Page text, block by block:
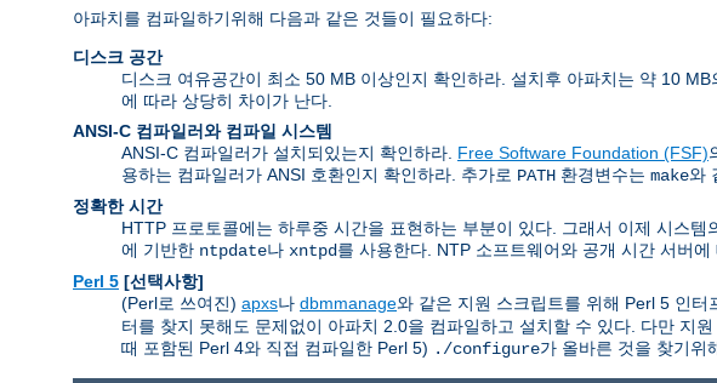
아파치를 컴파일하기위해 다음과 같은 것들이 필요하다:
디스크 공간
디스크 여유공간이 최소 50 MB 이상인지 확인하라. 설치후 아파치는 약 10
에 따라 상당히 차이가 난다.
ANSI-C 컴파일러와 컴파일 시스템
ANSI-C 컴파일러가 설치되있는지 확인하라. Free Software Foundation (FSF)
용하는 컴파일러가 ANSI 호환인지 확인하라. 추가로 PATH 환경변수는 make와
정확한 시간
HTTP 프로토콜에는 하루중 시간을 표현하는 부분이 있다. 그래서 이제 시스
에 기반한 ntpdate나 xntpd를 사용한다. NTP 소프트웨어와 공개 시간 서버
Perl 5 [선택사항]
(Perl로 쓰여진) apxs나 dbmmanage와 같은 지원 스크립트를 위해 Perl 5 인
터를 찾지 못해도 문제없이 아파치 2.0을 컴파일하고 설치할 수 있다. 다만 지
때 포함된 Perl 4와 직접 컴파일한 Perl 5) ./configure가 올바른 것을 찾기위